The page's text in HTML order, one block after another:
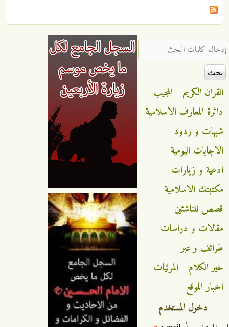
‏إدخال كلمات البحث ‏
القران الكريم
المجيب
دائرة المعارف الاسلامية
شبهات و ردود
الاجابات اليومية
ادعية و زيارات
مكتبتك الاسلامية
قصص للناشئين
مقالات و دراسات
طرائف و عبر
خير الكلام
المرئيات
اخبار الموقع
دخول المستخدم